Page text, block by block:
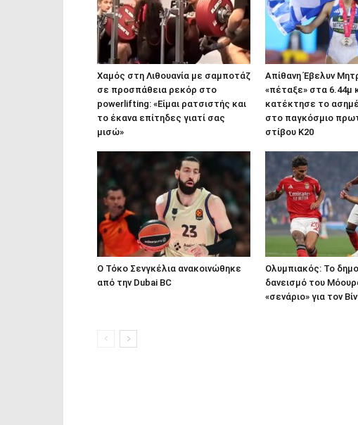
Χαμός στη Λιθουανία με σαμποτάζ
σε προσπάθεια ρεκόρ στο
powerlifting: «Είμαι ρατσιστής και
το έκανα επίτηδες γιατί σας
μισώ»
Απίθανη Έβελυν
«πέταξε» στα 6.44μ
κατέκτησε το
στο παγκόσμιο
στίβου Κ20
Ο Τόκο Σενγκέλια ανακοινώθηκε
από την Dubai BC
Ολυμπιακός: Το
δανεισμό του
«σενάριο» για τον